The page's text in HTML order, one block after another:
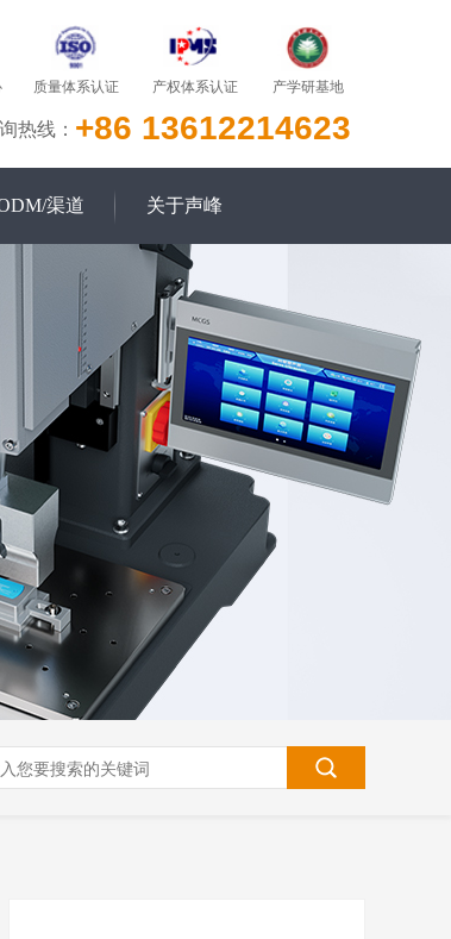
质量体系认证 产权体系认证 产学研基地
热线： +86 13612214623
渠道 关于声峰